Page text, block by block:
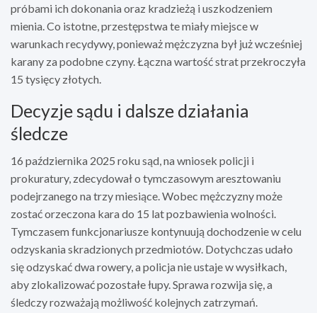
próbami ich dokonania oraz kradzieżą i uszkodzeniem
mienia. Co istotne, przestępstwa te miały miejsce w
warunkach recydywy, ponieważ mężczyzna był już wcześniej
karany za podobne czyny. Łączna wartość strat przekroczyła
15 tysięcy złotych.
Decyzje sądu i dalsze działania
śledcze
16 października 2025 roku sąd, na wniosek policji i
prokuratury, zdecydował o tymczasowym aresztowaniu
podejrzanego na trzy miesiące. Wobec mężczyzny może
zostać orzeczona kara do 15 lat pozbawienia wolności.
Tymczasem funkcjonariusze kontynuują dochodzenie w celu
odzyskania skradzionych przedmiotów. Dotychczas udało
się odzyskać dwa rowery, a policja nie ustaje w wysiłkach,
aby zlokalizować pozostałe łupy. Sprawa rozwija się, a
śledczy rozważają możliwość kolejnych zatrzymań.